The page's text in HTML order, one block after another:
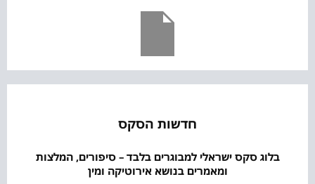
חדשות הסקס
בלוג סקס ישראלי למבוגרים בלבד – סיפורים, המלצות
ומאמרים בנושא אירוטיקה ומין